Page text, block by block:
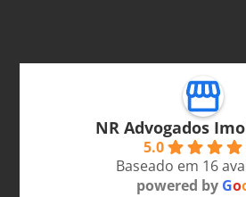
NR Advogados
5.0
Baseado em 16
powered by Go